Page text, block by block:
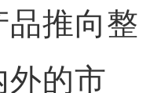
推向整
外的市